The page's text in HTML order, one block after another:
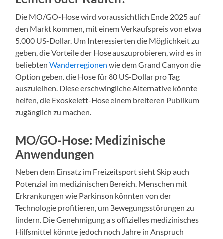
Die MO/GO-Hose wird voraussichtlich Ende 2025 auf
den Markt kommen, mit einem Verkaufspreis von etwa
5.000 US-Dollar. Um Interessierten die Möglichkeit zu
geben, die Vorteile der Hose auszuprobieren, wird es in
beliebtenWanderregionen wie dem Grand Canyon die
Option geben, die Hose für 80 US-Dollar pro Tag
auszuleihen. Diese erschwingliche Alternative könnte
helfen, die Exoskelett-Hose einem breiteren Publikum
zugänglich zu machen.
MO/GO-Hose: Medizinische
Anwendungen
Neben dem Einsatz im Freizeitsport sieht Skip auch
Potenzial im medizinischen Bereich. Menschen mit
Erkrankungen wie Parkinson könnten von der
Technologie profitieren, um Bewegungsstörungen zu
lindern. Die Genehmigung als offizielles medizinisches
Hilfsmittel könnte jedoch noch Jahre in Anspruch